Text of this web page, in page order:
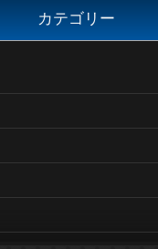
カテゴリー